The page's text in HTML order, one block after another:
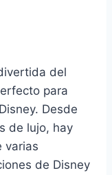
del
para
Desde
de lujo, hay
varias
de Disney